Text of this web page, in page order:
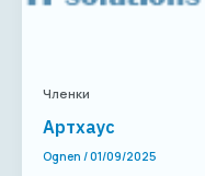
Членки
Артхаус
Ognen /01/09/2025